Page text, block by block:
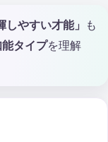
しやすい才能」
も
タイプを理解